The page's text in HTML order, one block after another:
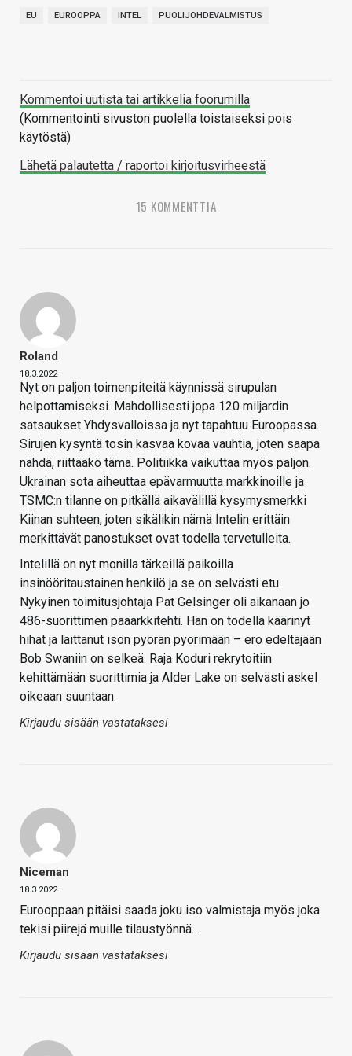
EU EUROOPPA INTEL PUOLIJOHDEVALMISTUS
Kommentoi uutista tai artikkelia foorumilla
(Kommentointi sivuston puolella toistaiseksi pois
käytöstä)
Lähetä palautetta / raportoi kirjoitusvirheestä
15 KOMMENTTIA
Roland
18.3.2022
Nyt on paljon toimenpiteitä käynnissä sirupulan
helpottamiseksi. Mahdollisesti jopa 120 miljardin
satsaukset Yhdysvalloissa ja nyt tapahtuu Euroopassa.
Sirujen kysyntä tosin kasvaa kovaa vauhtia, joten saapa
nähdä, riittääkö tämä. Politiikka vaikuttaa myös paljon.
Ukrainan sota aiheuttaa epävarmuutta markkinoille ja
TSMC:n tilanne on pitkällä aikavälillä kysymysmerkki
Kiinan suhteen, joten sikälikin nämä Intelin erittäin
merkittävät panostukset ovat todella tervetulleita.
Intelillä on nyt monilla tärkeillä paikoilla
insinööritaustainen henkilö ja se on selvästi etu.
Nykyinen toimitusjohtaja Pat Gelsinger oli aikanaan jo
486-suorittimen pääarkkitehti. Hän on todella käärinyt
hihat ja laittanut ison pyörän pyörimään – ero edeltäjään
Bob Swaniin on selkeä. Raja Koduri rekrytoitiin
kehittämään suorittimia ja Alder Lake on selvästi askel
oikeaan suuntaan.
Kirjaudu sisään vastataksesi
Niceman
18.3.2022
Eurooppaan pitäisi saada joku iso valmistaja myös joka
tekisi piirejä muille tilaustyönnä…
Kirjaudu sisään vastataksesi